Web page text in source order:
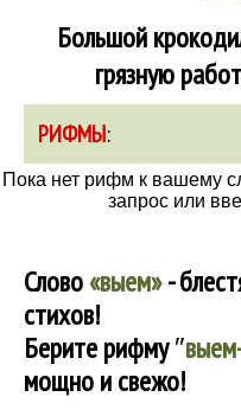
Большой
грязную
РИФМЫ:
Пока нет рифм к вашему
запрос или
Слово«выем»-
стихов!
Берите рифму″
мощно и свежо!